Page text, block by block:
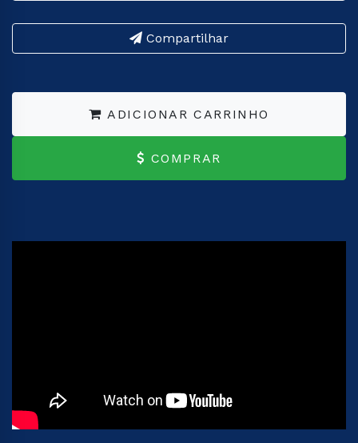
Compartilhar
ADICIONAR CARRINHO
COMPRAR